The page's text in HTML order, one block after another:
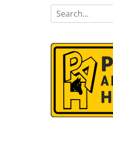
Suchen
nach: